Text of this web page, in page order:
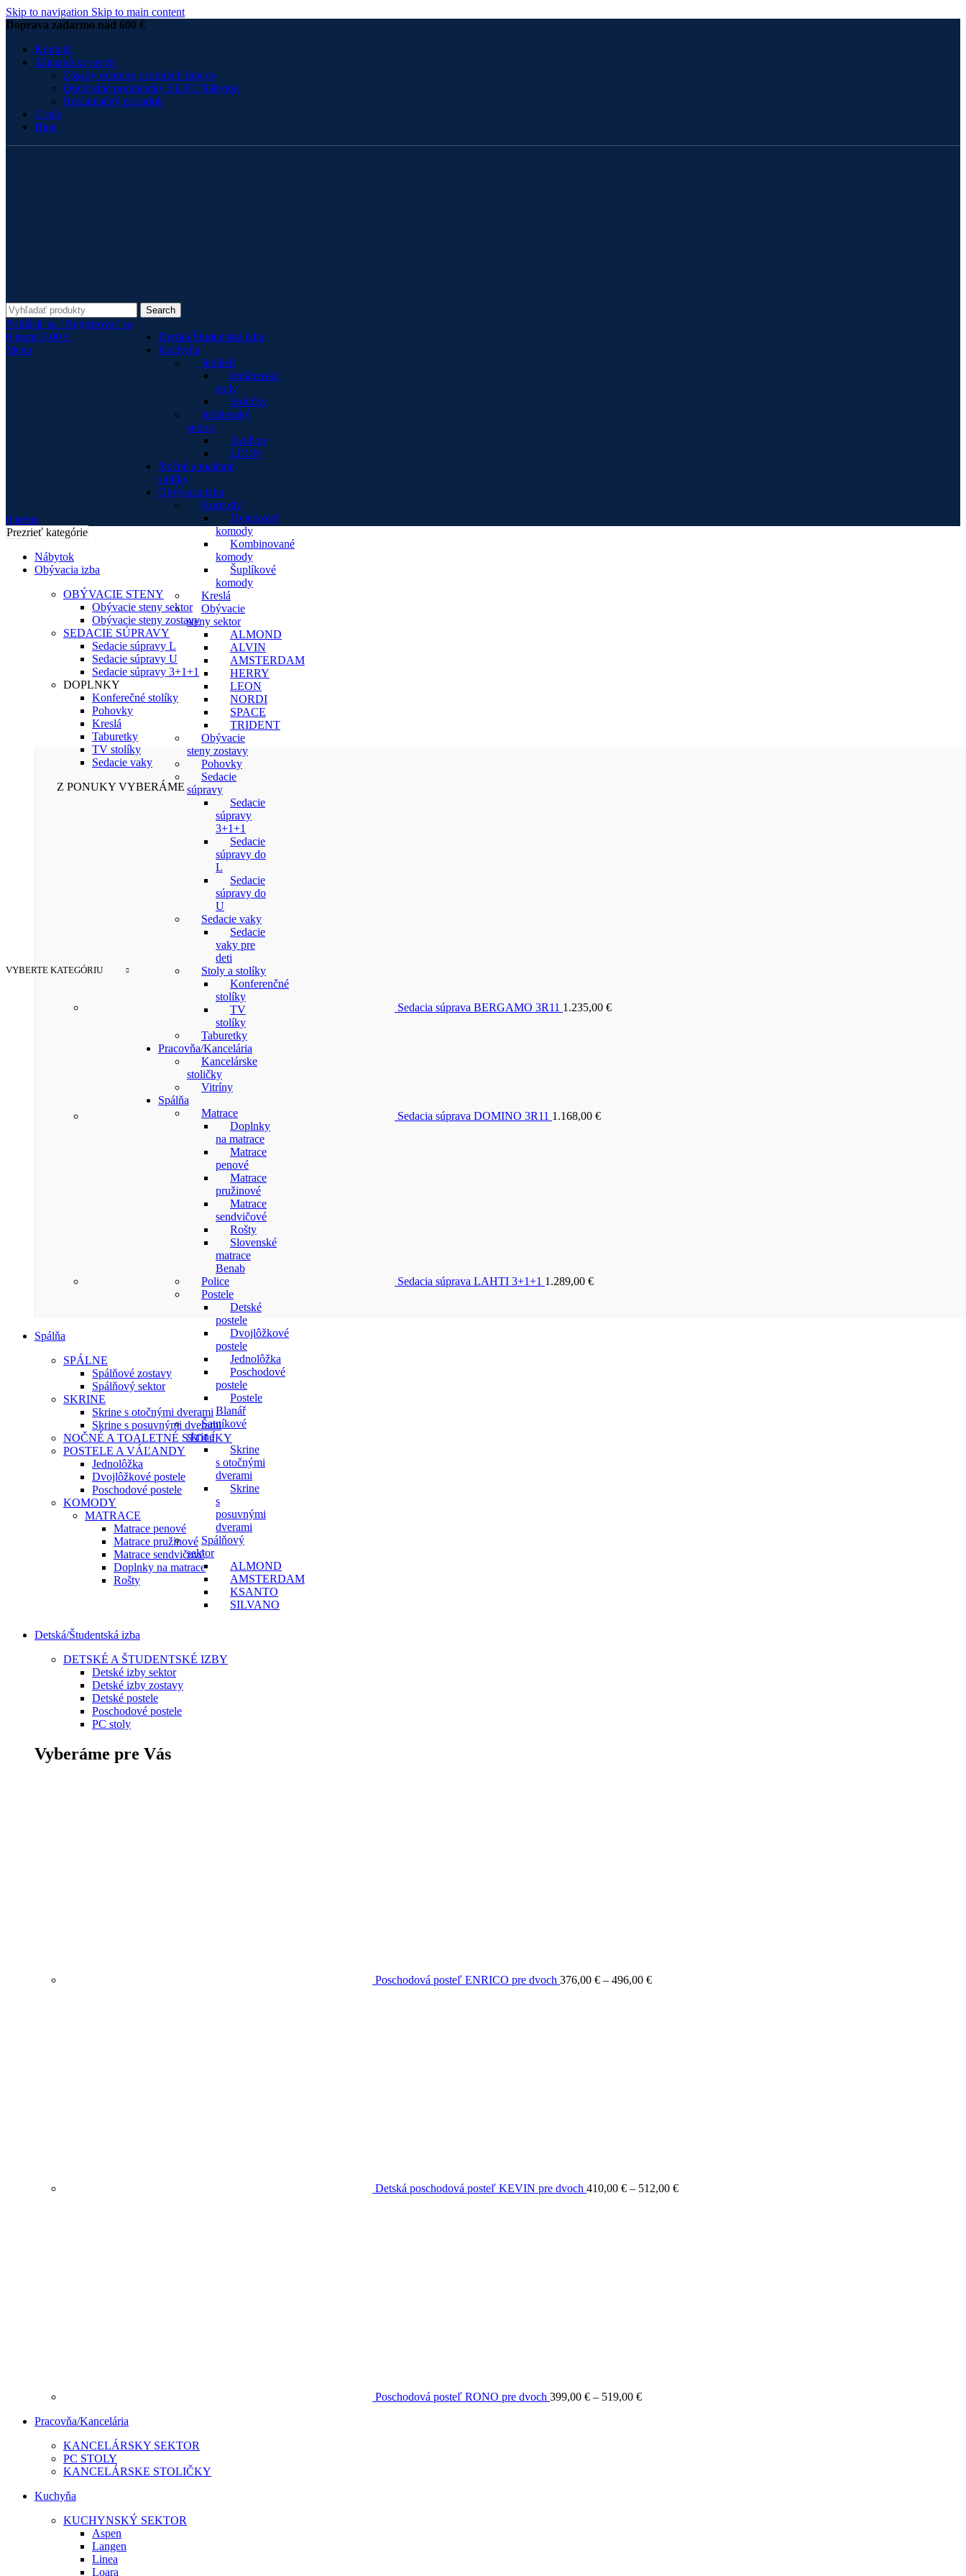
Skip to navigation Skip to main content
Doprava zadarmo nad 600 €
Kontakt
Zákaznícky servis
Zásady ochrany osobných údajov
Obchodné podmienky ELPO Nábytok
Reklamačný poriadok
O nás
Blog
VYBERTE KATEGÓRIU
Detská/Študentská izba
Kuchyňa
Jedáleň
Jedálenské
stoly
Stoličky
Jedálenský
sektor
Avallon
LEON
Nočné a toaletné
stolíky
Obývacia izba
Komody
Dvierkové
komody
Kombinované
komody
Šuplíkové
komody
Kreslá
Obývacie
steny sektor
ALMOND
ALVIN
AMSTERDAM
HERRY
LEON
NORDI
SPACE
TRIDENT
Obývacie
steny zostavy
Pohovky
Sedacie
súpravy
Sedacie
súpravy
3+1+1
Sedacie
súpravy do
L
Sedacie
súpravy do
U
Sedacie vaky
Sedacie
vaky pre
deti
Stoly a stolíky
Konferenčné
stolíky
TV
stolíky
Taburetky
Pracovňa/Kancelária
Kancelárske
stoličky
Vitríny
Spálňa
Matrace
Doplnky
na matrace
Matrace
penové
Matrace
pružinové
Matrace
sendvičové
Rošty
Slovenské
matrace
Benab
Police
Postele
Detské
postele
Dvojlôžkové
postele
Jednolôžka
Poschodové
postele
Postele
Blanář
Šatníkové
skrine
Skrine
s otočnými
dverami
Skrine
s
posuvnými
dverami
Spálňový
sektor
ALMOND
AMSTERDAM
KSANTO
SILVANO
Search
Prihlásiť sa / Registrovať sa
0 items 0,00 €
Menu
0 items
Prezrieť kategórie
Nábytok
Obývacia izba
OBÝVACIE STENY
Obývacie steny sektor
Obývacie steny zostavy
SEDACIE SÚPRAVY
Sedacie súpravy L
Sedacie súpravy U
Sedacie súpravy 3+1+1
DOPLNKY
Konferečné stolíky
Pohovky
Kreslá
Taburetky
TV stolíky
Sedacie vaky
Z PONUKY VYBERÁME
Sedacia súprava BERGAMO 3R11 1.235,00 €
Sedacia súprava DOMINO 3R11 1.168,00 €
Sedacia súprava LAHTI 3+1+1 1.289,00 €
Spálňa
SPÁLNE
Spálňové zostavy
Spálňový sektor
SKRINE
Skrine s otočnými dverami
Skrine s posuvnými dverami
NOČNÉ A TOALETNÉ STOLÍKY
POSTELE A VÁĽANDY
Jednolôžka
Dvojlôžkové postele
Poschodové postele
KOMODY
MATRACE
Matrace penové
Matrace pružinové
Matrace sendvičové
Doplnky na matrace
Rošty
Detská/Študentská izba
DETSKÉ A ŠTUDENTSKÉ IZBY
Detské izby sektor
Detské izby zostavy
Detské postele
Poschodové postele
PC stoly
Vyberáme pre Vás
Poschodová posteľ ENRICO pre dvoch 376,00 € – 496,00 €
Detská poschodová posteľ KEVIN pre dvoch 410,00 € – 512,00 €
Poschodová posteľ RONO pre dvoch 399,00 € – 519,00 €
Pracovňa/Kancelária
KANCELÁRSKY SEKTOR
PC STOLY
KANCELÁRSKE STOLIČKY
Kuchyňa
KUCHYNSKÝ SEKTOR
Aspen
Langen
Linea
Loara